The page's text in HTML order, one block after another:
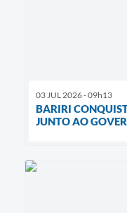
03 JUL 2026 - 09h13
BARIRI
JUNTO AO